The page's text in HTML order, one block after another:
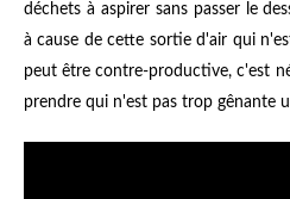
déchets à aspirer sans passer le
à cause de cette sortie d'air qui
peut être contre-productive, c'est
prendre qui n'est pas trop gênante